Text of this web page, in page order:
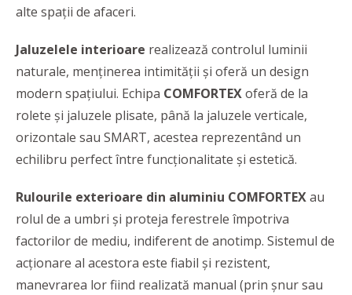
alte spații de afaceri.
Jaluzelele interioare realizează controlul luminii
naturale, menținerea intimității și oferă un design
modern spațiului. Echipa COMFORTEXoferă de la
rolete și jaluzele plisate, până la jaluzele verticale,
orizontale sau SMART, acestea reprezentând un
echilibru perfect între funcționalitate și estetică.
Rulourile exterioare din aluminiu COMFORTEXau
rolul de a umbri și proteja ferestrele împotriva
factorilor de mediu, indiferent de anotimp. Sistemul de
acționare al acestora este fiabil și rezistent,
manevrarea lor fiind realizată manual (prin șnur sau